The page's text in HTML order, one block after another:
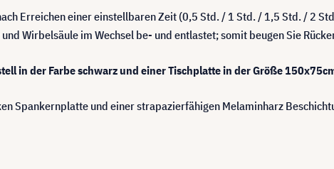
Erreichen einer einstellbaren Zeit (0,5 Std. / 1 Std. / 1,5 Std. / 2
Wirbelsäule im Wechsel be- und entlastet; somit beugen Sie
in der Farbe schwarz und einer Tischplatte in der Größe
Spankernplatte und einer strapazierfähigen Melaminharz